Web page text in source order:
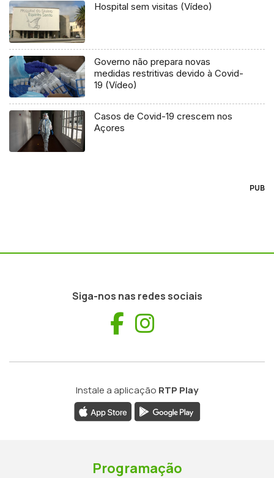
Hospital sem visitas (Vídeo)
Governo não prepara novas
medidas restritivas devido à Covid-
19 (Vídeo)
Casos de Covid-19 crescem nos
Açores
PUB
Siga-nos nas redes sociais
Facebook
Instale a aplicação RTP Play
Programação